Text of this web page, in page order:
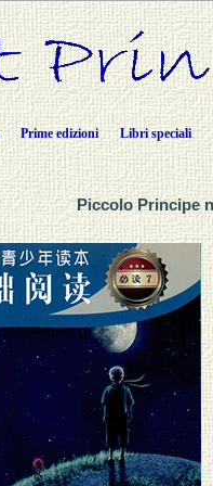
Prime edizioni Libri speciali
Piccolo Principe